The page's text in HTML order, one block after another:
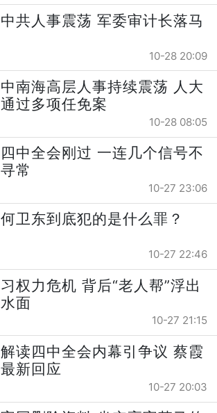
中共人事震荡 军委审计长落马
10-28 20:09
中南海高层人事持续震荡 人大
通过多项任免案
10-28 08:05
四中全会刚过 一连几个信号不
寻常
10-27 23:06
何卫东到底犯的是什么罪？
10-27 22:46
习权力危机 背后“老人帮”浮出
水面
10-27 21:15
解读四中全会内幕引争议 蔡霞
最新回应
10-27 20:03